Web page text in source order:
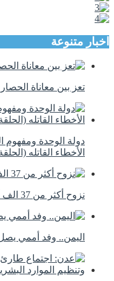
اخبار متنوعة
تعز بين معاناة
دولة الوحدة
الأخطاء القاتله
نزوح أكثر من 37 الف أسرة في اليـمن هذا العام
اليمن.. وفد أممي